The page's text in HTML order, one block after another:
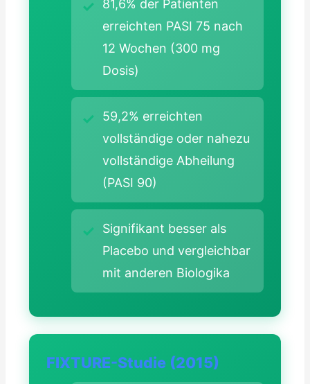
81,6% der Patienten
erreichten PASI 75 nach
12 Wochen (300 mg
Dosis)
59,2% erreichten
vollständige oder nahezu
vollständige Abheilung
(PASI 90)
Signifikant besser als
Placebo und vergleichbar
mit anderen Biologika
FIXTURE-Studie (2015)